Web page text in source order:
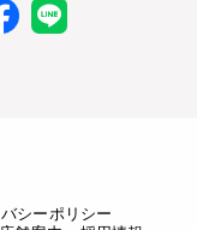
シーポリシー